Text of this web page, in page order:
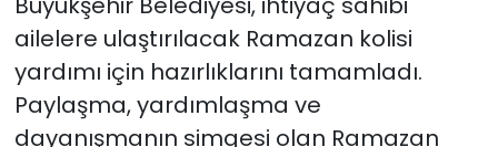
ailelere ulaştırılacak Ramazan kolisi
yardımı için hazırlıklarını tamamladı.
Paylaşma, yardımlaşma ve
dayanışmanın simgesi olan Ramazan